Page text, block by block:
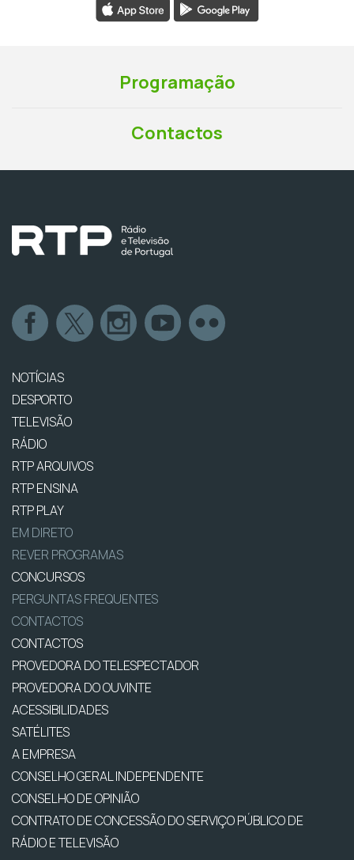
Programação
Contactos
NOTÍCIAS
DESPORTO
TELEVISÃO
RÁDIO
RTP ARQUIVOS
RTP ENSINA
RTP PLAY
EM DIRETO
REVER PROGRAMAS
CONCURSOS
PERGUNTAS FREQUENTES
CONTACTOS
CONTACTOS
PROVEDORA DO TELESPECTADOR
PROVEDORA DO OUVINTE
ACESSIBILIDADES
SATÉLITES
A EMPRESA
CONSELHO GERAL INDEPENDENTE
CONSELHO DE OPINIÃO
CONTRATO DE CONCESSÃO DO SERVIÇO PÚBLICO DE
RÁDIO E TELEVISÃO